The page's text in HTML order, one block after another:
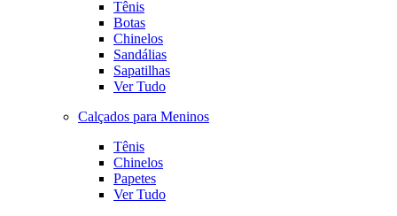
Tênis
Botas
Chinelos
Sandálias
Sapatilhas
Ver Tudo
Calçados para Meninos
Tênis
Chinelos
Papetes
Ver Tudo